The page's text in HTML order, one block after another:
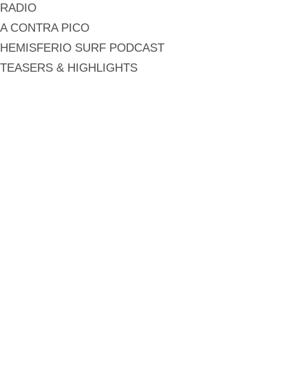
RADIO
A CONTRA PICO
HEMISFERIO SURF PODCAST
TEASERS & HIGHLIGHTS